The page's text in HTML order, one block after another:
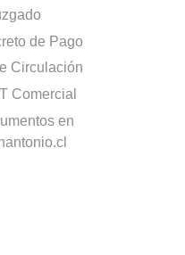
de Pago
Circulación
Comercial
en